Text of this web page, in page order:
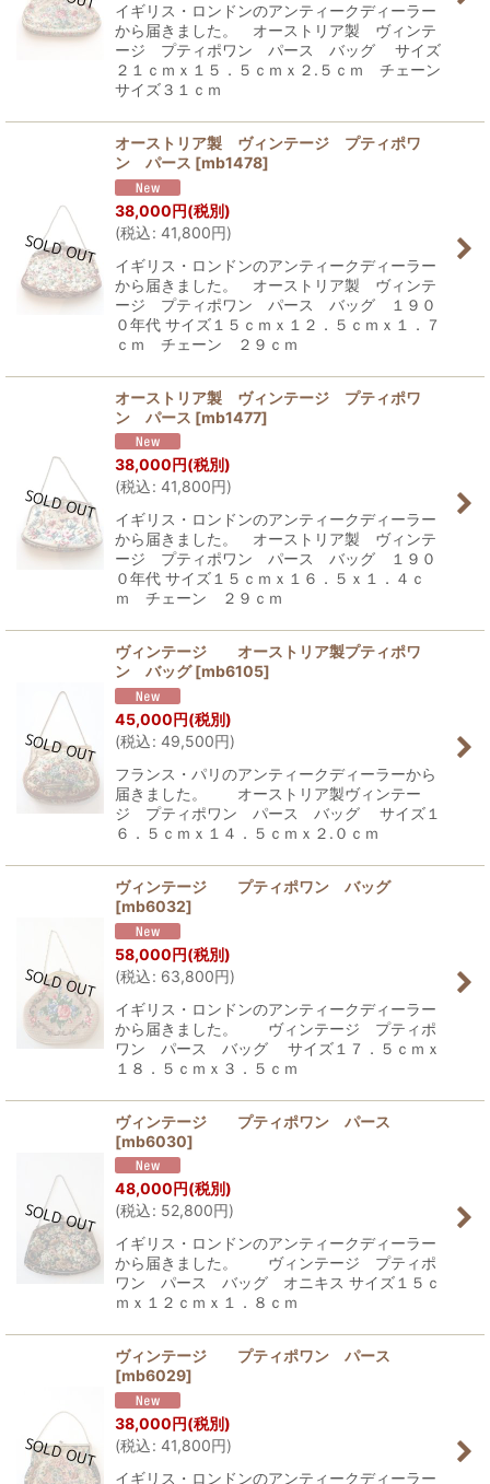
イギリス・ロンドンのアンティークディーラー
から届きました。 オーストリア製 ヴィンテ
ージ プティポワン パース バッグ サイズ
２１ｃｍｘ１５．５ｃｍｘ２.５ｃｍ チェーン
サイズ３１ｃｍ
オーストリア製 ヴィンテージ プティポワ
ン パース [mb1478]
38,000円(税別)
(税込: 41,800円)
イギリス・ロンドンのアンティークディーラー
から届きました。 オーストリア製 ヴィンテ
ージ プティポワン パース バッグ １９０
０年代 サイズ１５ｃｍｘ１２．５ｃｍｘ１．７
ｃｍ チェーン ２９ｃｍ
オーストリア製 ヴィンテージ プティポワ
ン パース [mb1477]
38,000円(税別)
(税込: 41,800円)
イギリス・ロンドンのアンティークディーラー
から届きました。 オーストリア製 ヴィンテ
ージ プティポワン パース バッグ １９０
０年代 サイズ１５ｃｍｘ１６．５ｘ１．４ｃ
ｍ チェーン ２９ｃｍ
ヴィンテージ オーストリア製プティポワ
ン バッグ [mb6105]
45,000円(税別)
(税込: 49,500円)
フランス・パリのアンティークディーラーから
届きました。 オーストリア製ヴィンテー
ジ プティポワン パース バッグ サイズ１
６．５ｃｍｘ１４．５ｃｍｘ２.０ｃｍ
ヴィンテージ プティポワン バッグ
[mb6032]
58,000円(税別)
(税込: 63,800円)
イギリス・ロンドンのアンティークディーラー
から届きました。 ヴィンテージ プティポ
ワン パース バッグ サイズ１７．５ｃｍｘ
１８．５ｃｍｘ３．５ｃｍ
ヴィンテージ プティポワン パース
[mb6030]
48,000円(税別)
(税込: 52,800円)
イギリス・ロンドンのアンティークディーラー
から届きました。 ヴィンテージ プティポ
ワン パース バッグ オニキス サイズ１５ｃ
ｍｘ１２ｃｍｘ１．８ｃｍ
ヴィンテージ プティポワン パース
[mb6029]
38,000円(税別)
(税込: 41,800円)
イギリス・ロンドンのアンティークディーラー